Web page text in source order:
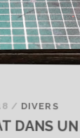
/ DIVERS
DANS UN